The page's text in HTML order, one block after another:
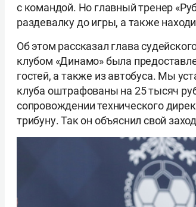
с командой. Но главный тренер
раздевалку до игры, а также
Об этом рассказал глава
клубом «Динамо» была
гостей, а также из автобуса. Мы
клуба оштрафованы на 25 тысяч
сопровождении технического
трибуну. Так он объяснил свой